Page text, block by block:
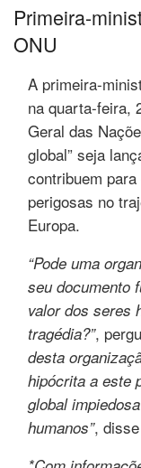
Primeira-
ONU
A primeira-
na quarta-feira,
Geral das
global” seja
contribuem
perigosas no
Europa.
“Pode uma
seu documento
valor dos seres
tragédia?”,
desta
hipócrita a este
global
humanos”,